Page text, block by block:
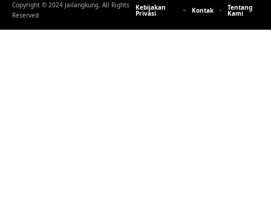
Copyright © 2024 Jailangkung. All Rights
Reserved
Kebijakan
Privasi Kontak Tentang
Kami